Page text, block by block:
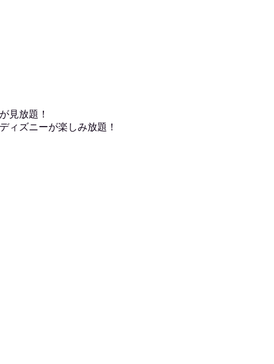
見放題！
ィズニーが楽しみ放題！